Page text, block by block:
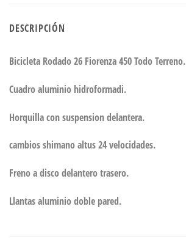
DESCRIPCIÓN
Bicicleta Rodado 26 Fiorenza 450 Todo Terreno.
Cuadro aluminio hidroformadi.
Horquilla con suspension delantera.
cambios shimano altus 24 velocidades.
Freno a disco delantero trasero.
Llantas aluminio doble pared.